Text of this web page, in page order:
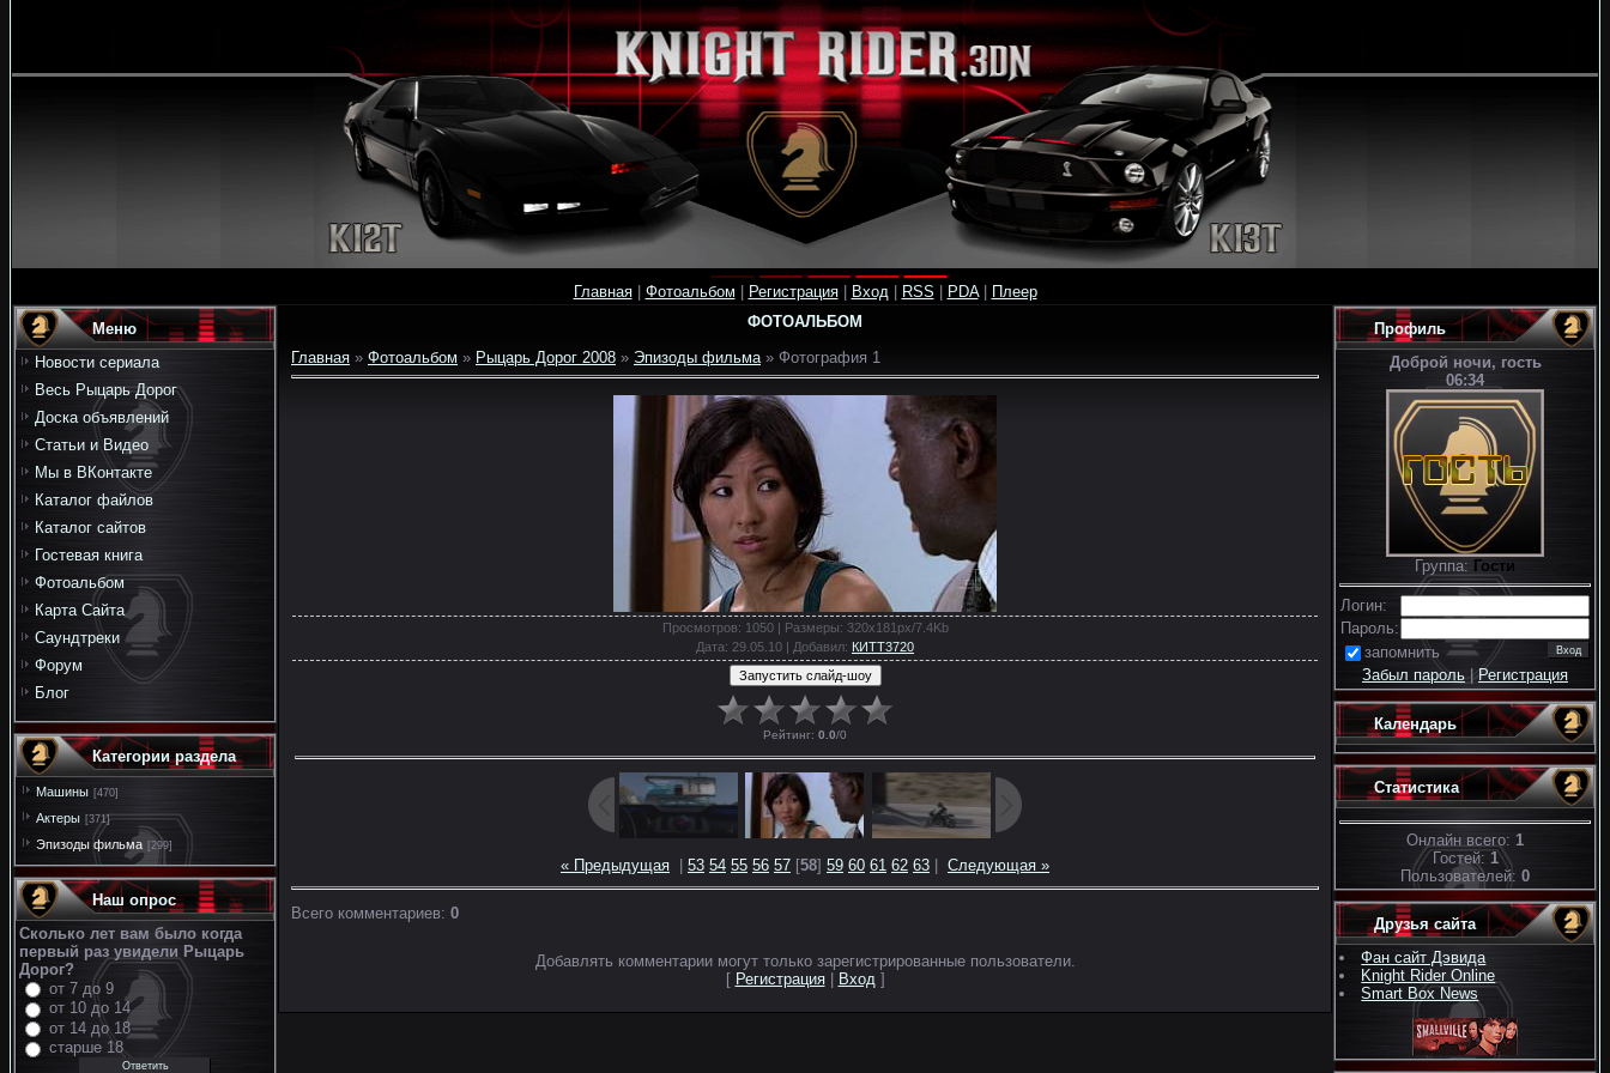
Главная| Фотоальбом Регистрация| Вход| RSS PDA| Плеер
Меню
Новости сериала
Весь Рыцарь Дорог
Доска объявлений
Статьи и Видео
Мы в ВКонтакте
Каталог файлов
Каталог сайтов
Гостевая книга
Фотоальбом
Карта Сайта
Саундтреки
Форум
Блог
Категории раздела
Машины [470]
Актеры [371]
Эпизоды фильма [299]
Наш опрос
Сколько лет вам было когда
первый раз увидели Рыцарь
Дорог?
от 7 до 9
от 10 до 14
от 14 до 18
старше 18
ФОТОАЛЬБОМ
Главная » Фотоальбом » Рыцарь Дорог 2008 » Эпизоды фильма» Фотография 1
Просмотров: 1050 | Размеры: 320x181px/7.4Kb
Дата: 29.05.10 | Добавил: КИТТ3720
Рейтинг: 0.0/0
« Предыдущая 53 54 55 56 57 [58] 59 60 61 62 63 Следующая »
Всего комментариев: 0
Добавлять комментарии могут только зарегистрированные пользователи.
[ Регистрация| Вход ]
Профиль
Доброй ночи, гость
06:34
Группа: Гости
Логин:
Пароль:
запомнить
Забыл пароль|Регистрация
Календарь
Статистика
Онлайн всего: 1
Гостей: 1
Пользователей: 0
Друзья сайта
Фан сайт Дэвида
Knight Rider Online
Smart Box News